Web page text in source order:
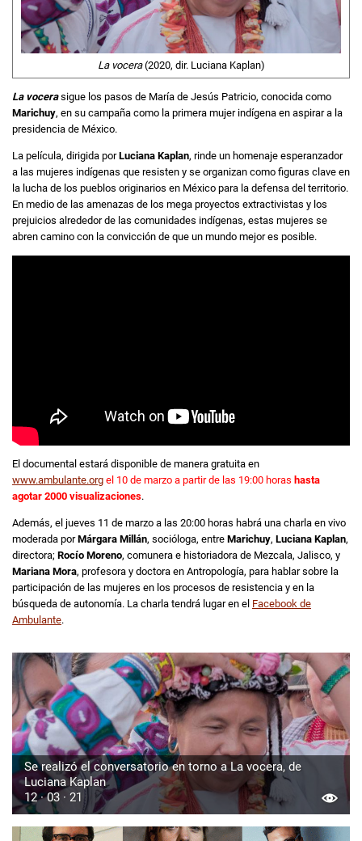
La vocera(2020, dir. Luciana Kaplan)
La vocerasigue los pasos de María de Jesús Patricio, conocida como
Marichuy, en su campaña como la primera mujer indígena en aspirar a la
presidencia de México.
La película, dirigida porLuciana Kaplan, rinde un homenaje esperanzador
a las mujeres indígenas que resisten y se organizan como figuras clave en
la lucha de los pueblos originarios en México para la defensa del territorio.
En medio de las amenazas de los mega proyectos extractivistas y los
prejuicios alrededor de las comunidades indígenas, estas mujeres se
abren camino con la convicción de que un mundo mejor es posible.
El documental estará disponible de manera gratuita en
www.ambulante.org el 10 de marzo a partir de las 19:00 horas hasta
agotar 2000 visualizaciones.
Además, el jueves 11 de marzo a las 20:00 horas habrá una charla en vivo
moderada porMárgara Millán, socióloga, entre Marichuy, Luciana Kaplan,
directora; Rocío Moreno, comunera e historiadora de Mezcala, Jalisco, y
Mariana Mora, profesora y doctora en Antropología, para hablar sobre la
participación de las mujeres en los procesos de resistencia y en la
búsqueda de autonomía. La charla tendrá lugar en el Facebook de
Ambulante.
Se realizó el conversatorio en torno a La vocera, de
Luciana Kaplan
12 · 03 · 21